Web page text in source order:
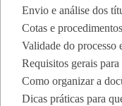
Envio e análise dos
Cotas e
Validade do processo
Requisitos gerais para
Como organizar a
Dicas práticas para